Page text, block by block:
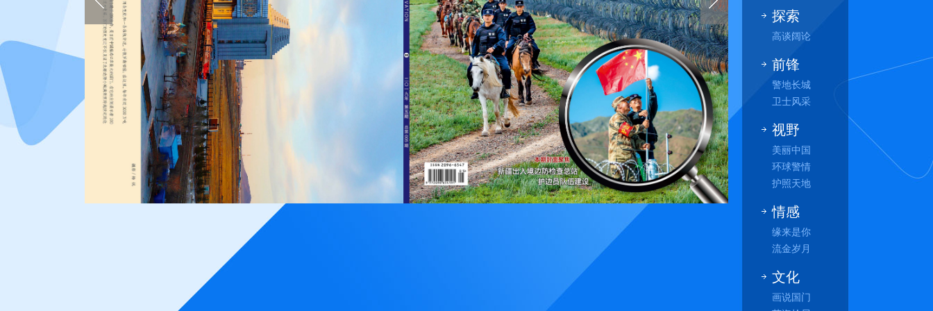
探索
高谈阔论
前锋
警地长城
卫士风采
视野
美丽中国
环球警情
护照天地
情感
缘来是你
流金岁月
文化
画说国门